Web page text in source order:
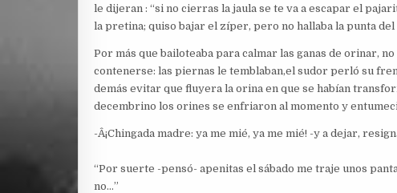
le dijeran : “si no cierras la jaula se te va a escapar el
la pretina; quiso bajar el zíper, pero no hallaba la punta
Por más que bailoteaba para calmar las ganas de orinar,
contenerse: las piernas le temblaban,el sudor perló su
demás evitar que fluyera la orina en que se habían
decembrino los orines se enfriaron al momento y
-Â¡Chingada madre: ya me mié, ya me mié! -y a dejar,
“Por suerte -pensó- apenitas el sábado me traje unos
no…”